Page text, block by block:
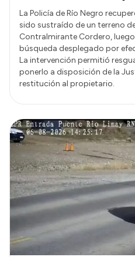
La Policía de Río Negro
sido sustraído de un terreno
Contralmirante Cordero,
búsqueda desplegado por
La intervención permitió
ponerlo a disposición de la
restitución al propietario.